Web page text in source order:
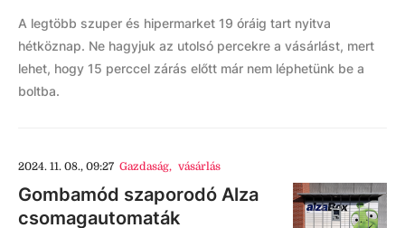
A legtöbb szuper és hipermarket 19 óráig tart nyitva
hétköznap. Ne hagyjuk az utolsó percekre a vásárlást, mert
lehet, hogy 15 perccel zárás előtt már nem léphetünk be a
boltba.
2024. 11. 08., 09:27 Gazdaság, vásárlás
Gombamód szaporodó Alza
csomagautomaták